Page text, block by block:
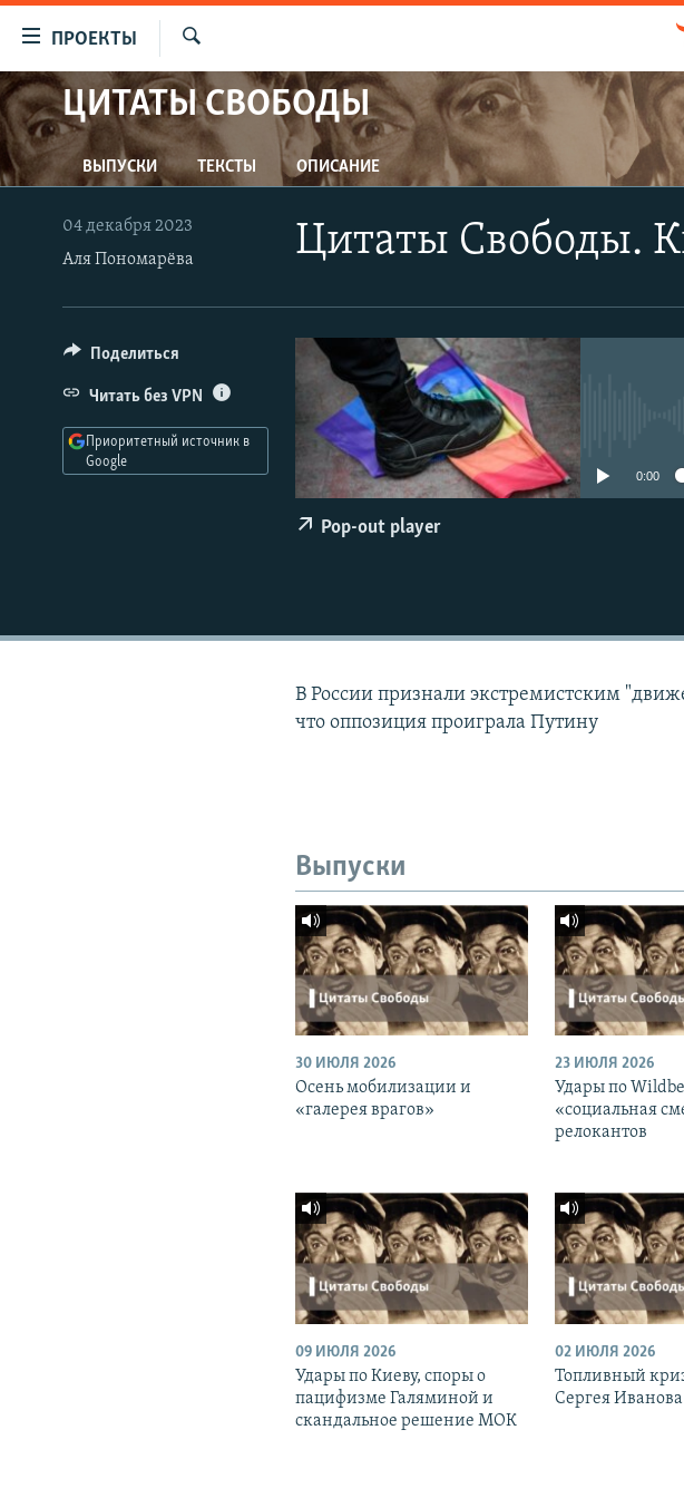
упрощенного
доступа
Вернуться
к
основному
содержанию
навигации
Вернутся
ПРОЕКТЫ
ПРОГРАММЫ
ПОДКАСТЫ
АВТОРСКИЕ ПРОЕКТЫ
ЦИТАТЫ СВОБОДЫ
МНЕНИЯ
КУЛЬТУРА
IDEL.РЕАЛИИ
КАВКАЗ.РЕАЛИИ
СЕВЕР.РЕАЛИИ
СИБИРЬ.РЕАЛИИ
Искать
ЦИТАТЫ СВОБОДЫ
ВЫПУСКИ ТЕКСТЫ ОПИСАНИЕ
Цитаты Свободы.
04 декабря 2023
Аля Пономарёва
0:00
Pop-out player
Поделиться
Читать без VPN
Приоритетный источник в
Google
В России признали экстремистским
что оппозиция проиграла Путину
Выпуски
30 ИЮЛЯ 2026
Осень мобилизации и
«галерея врагов»
23 ИЮЛЯ 2026
Удары по
«социальная
релокантов
09 ИЮЛЯ 2026
Удары по Киеву, споры о
пацифизме Галяминой и
скандальное решение МОК
02 ИЮЛЯ 2026
Топливный
Сергея Иванова